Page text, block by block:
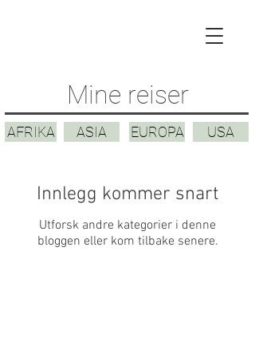
Mine reiser
AFRIKA ASIA EUROPA USA
Innlegg kommer snart
Utforsk andre kategorier i denne
bloggen eller kom tilbake senere.